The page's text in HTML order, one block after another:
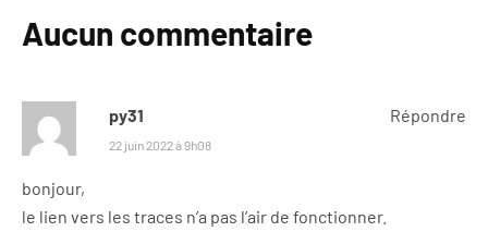
Aucun commentaire
py31
22 juin 2022 à 9h08
bonjour,
le lien vers les traces n’a pas l’air de fonctionner.
Répondre